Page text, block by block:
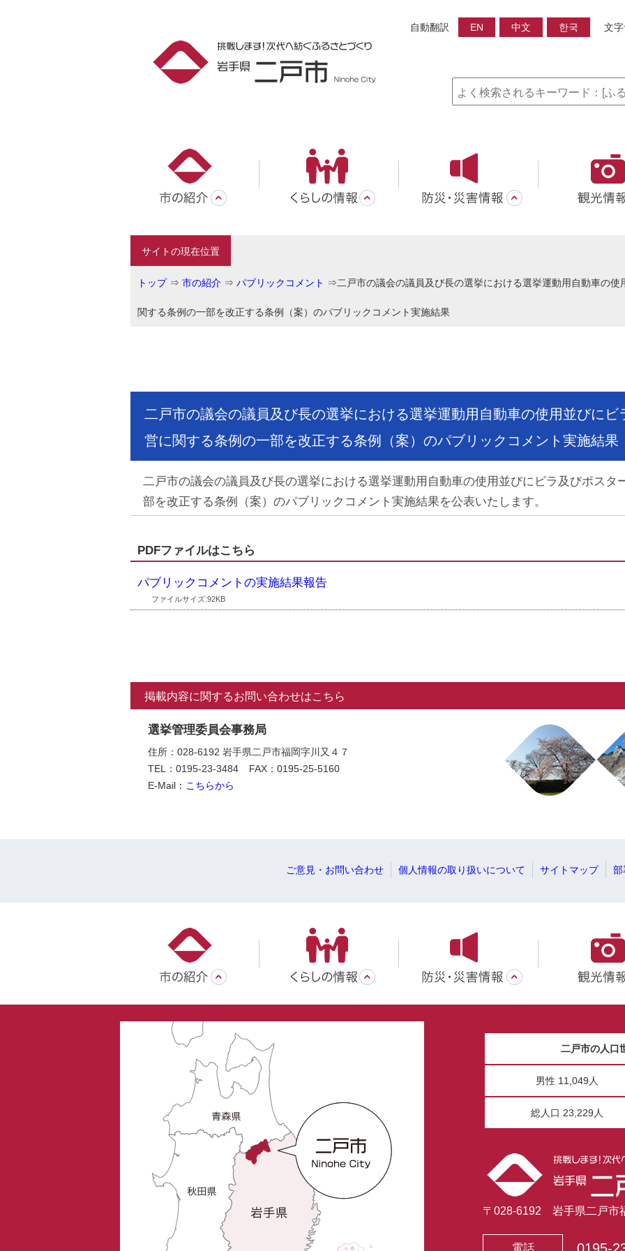
自動翻訳 EN 中文 한국 文
サイトの現在位置
トップ⇒ 市の紹介 ⇒ パブリックコメント ⇒二戸市の議会の議員及び長の選挙における選挙運動用自動車の
関する条例の一部を改正する条例（案）のパブリックコメント実施結果
二戸市の議会の議員及び長の選挙における選挙運動用自動車の使用並びに
営に関する条例の一部を改正する条例（案）のパブリックコメント実施結果
二戸市の議会の議員及び長の選挙における選挙運動用自動車の使用並びにビラ及びポスタ
部を改正する条例（案）のパブリックコメント実施結果を公表いたします。
PDFファイルはこちら
パブリックコメントの実施結果報告
ファイルサイズ:92KB
掲載内容に関するお問い合わせはこちら
選挙管理委員会事務局
住所：028-6192 岩手県二戸市福岡字川又４７
TEL：0195-23-3484
FAX：0195-25-5160
E-Mail： こちらから
ご意見・お問い合わせ 個人情報の取り扱いについて サイトマップ 部
二戸市の人口
男性 11,049人
総人口 23,229人
〒028-6192 岩手県二戸市
電話